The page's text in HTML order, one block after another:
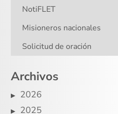
NotiFLET
Misioneros nacionales
Solicitud de oración
Archivos
2026
2025